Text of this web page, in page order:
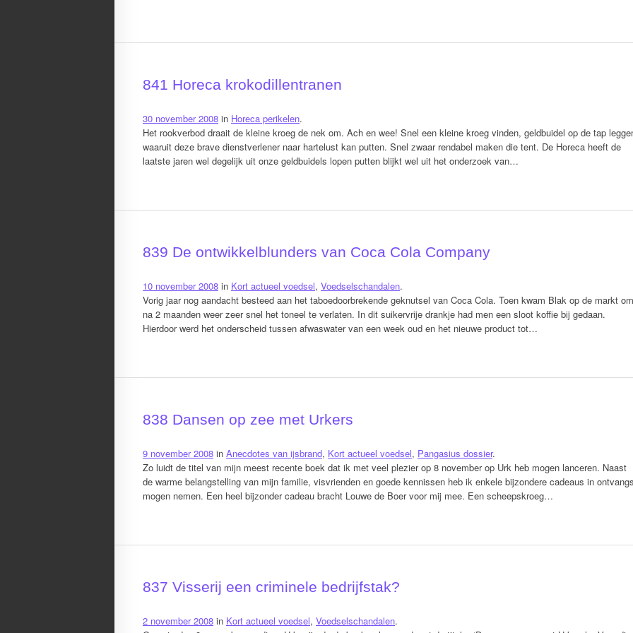
841 Horeca krokodillentranen
30 november 2008 in Horeca perikelen.
Het rookverbod draait de kleine kroeg de nek om. Ach en wee! Snel een kleine kroeg vinden, geldbuidel op de tap
waaruit deze brave dienstverlener naar hartelust kan putten. Snel zwaar rendabel maken die tent. De Horeca heeft de
laatste jaren wel degelijk uit onze geldbuidels lopen putten blijkt wel uit het onderzoek van…
839 De ontwikkelblunders van Coca Cola Company
10 november 2008 in Kort actueel voedsel, Voedselschandalen.
Vorig jaar nog aandacht besteed aan het taboedoorbrekende geknutsel van Coca Cola. Toen kwam Blak op de markt om
na 2 maanden weer zeer snel het toneel te verlaten. In dit suikervrije drankje had men een sloot koffie bij gedaan.
Hierdoor werd het onderscheid tussen afwaswater van een week oud en het nieuwe product tot…
838 Dansen op zee met Urkers
9 november 2008 in Anecdotes van ijsbrand, Kort actueel voedsel, Pangasius dossier.
Zo luidt de titel van mijn meest recente boek dat ik met veel plezier op 8 november op Urk heb mogen lanceren. Naast
de warme belangstelling van mijn familie, visvrienden en goede kennissen heb ik enkele bijzondere cadeaus in
mogen nemen. Een heel bijzonder cadeau bracht Louwe de Boer voor mij mee. Een scheepskroeg…
837 Visserij een criminele bedrijfstak?
2 november 2008 in Kort actueel voedsel, Voedselschandalen.